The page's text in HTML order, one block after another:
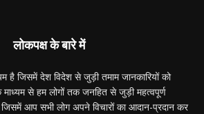
लोकपक्ष के बारे में
है जिसमें देश विदेश से जुड़ी तमाम जानकारियों को
से हम लोगों तक जनहित से जुड़ी महत्वपूर्ण
जिसमें आप सभी लोग अपने विचारों का आदान-प्रदान कर